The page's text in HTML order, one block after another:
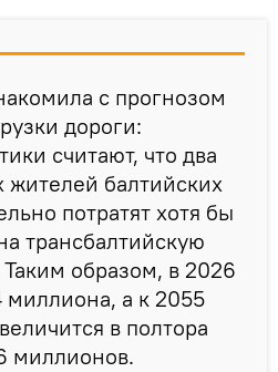
с прогнозом
дороги:
считают, что два
балтийских
потратят хотя бы
трансбалтийскую
образом, в 2026
миллиона, а к 2055
в полтора
миллионов.